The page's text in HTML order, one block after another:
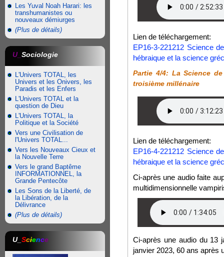
Les Yuval Noah Harari: les
transhumanistes ou
nouveaux démiurges
(Plus de détails)
U_ Sociologie
L'Univers TOTAL, les
Univers et les Onivers, les
Paradis et les Enfers
L'Univers TOTAL et la
question de Dieu
L'Univers TOTAL, la
Politique et la Société
Vers une Civilisation de
l'Univers TOTAL...
Vers les Nouveaux Cieux et
la Nouvelle Terre
Vers le grand Baptême
INFORMATIONNEL, la
Grande Pentecôte
Les Sons de la Liberté, de
la Libération, de la
Délivrance
(Plus de détails)
U_ Science
Lien de téléchargement:
EP16-3-221212 Science
hébraique et la science
Partie 4/4: La Science
troisième millénaire
Lien de téléchargement:
EP16-4-221212 Science
hébraique et la science
Ci-après une audio faite
multidimensionnelle
Ci-après une audio du 13
janvier 2023, 60 ans après